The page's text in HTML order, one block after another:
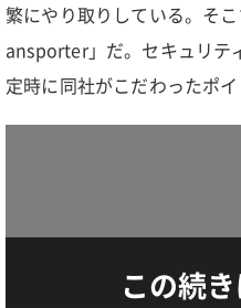
繁にやり取りしている。そ
ansporter」だ。セキュリテ
定時に同社がこだわったポ
この続